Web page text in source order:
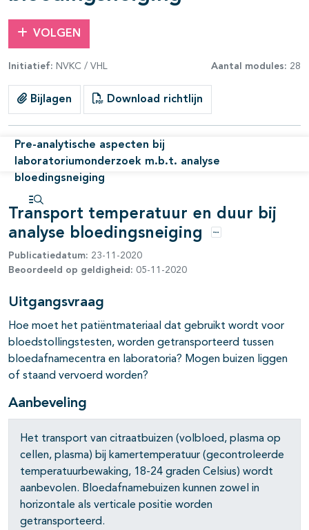
VOLGEN
Initiatief: NVKC / VHL Aantal modules: 28
Bijlagen Download richtlijn
Pre-analytische aspecten bij
laboratoriumonderzoek m.b.t. analyse
bloedingsneiging
Open inhoudsopgave
open- en dichtklappen
open- en dichtklappen
open- en dichtklappen
Transport temperatuur en duur bij
analyse bloedingsneiging
Opties
Publicatiedatum: 23-11-2020
Beoordeeld op geldigheid: 05-11-2020
Uitgangsvraag
Hoe moet het patiëntmateriaal dat gebruikt wordt voor
bloedstollingstesten, worden getransporteerd tussen
bloedafnamecentra en laboratoria? Mogen buizen liggen
of staand vervoerd worden?
Aanbeveling
Het transport van citraatbuizen (volbloed, plasma op
cellen, plasma) bij kamertemperatuur (gecontroleerde
temperatuurbewaking, 18-24 graden Celsius) wordt
aanbevolen. Bloedafnamebuizen kunnen zowel in
horizontale als verticale positie worden
getransporteerd.